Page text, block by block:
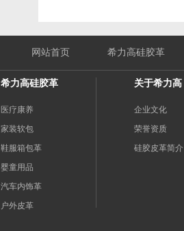
网站首页 希力高硅胶革
希力高硅胶革
医疗康养
家装软包
鞋服箱包革
婴童用品
汽车内饰革
户外皮革
关于希力高
企业文化
荣誉资质
硅胶皮革简介